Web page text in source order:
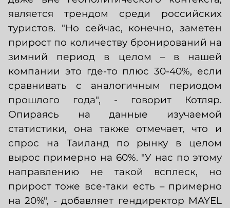
является трендом среди российских
туристов. "Но сейчас, конечно, заметен
прирост по количеству бронирований на
зимний период в целом – в нашей
компании это где-то плюс 30-40%, если
сравнивать с аналогичным периодом
прошлого года", - говорит Котляр.
Опираясь на данные изучаемой
статистики, она также отмечает, что и
спрос на Таиланд по рынку в целом
вырос примерно на 60%. "У нас по этому
направлению не такой всплеск, но
прирост тоже все-таки есть – примерно
на 20%", - добавляет гендиректор MAYEL